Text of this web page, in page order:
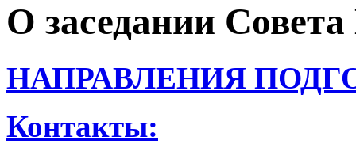
О заседании
НАПРАВЛЕНИЯ
Контакты: